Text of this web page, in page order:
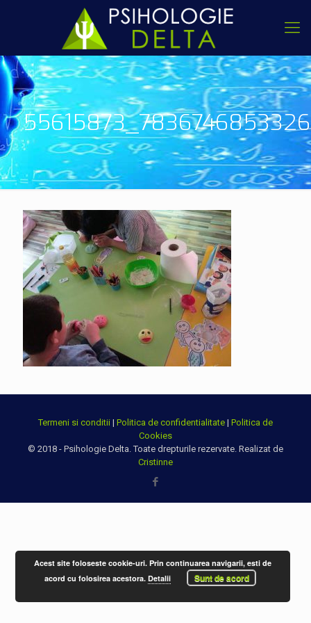
Termeni si conditii | Politica de confidentialitate | Politica de
Cookies
© 2018 - Psihologie Delta. Toate drepturile rezervate. Realizat de
Cristinne
Acest site foloseste cookie-uri. Prin continuarea navigarii, esti de
acord cu folosirea acestora.Detalii Sunt de acord